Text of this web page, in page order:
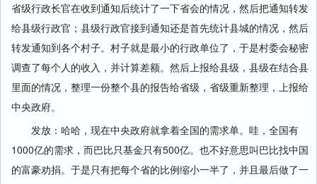
省级行政长官在收到通知后统计了一下省会的情况，然后把通知转发
给县级行政官；县级行政官接到通知还是首先统计县城的情况，然后
转发通知到各个村子。村子就是最小的行政单位了，于是村委会秘密
调查了每个人的收入，并计算差额。然后上报给县级，县级在结合县
里面的情况，整理一份整个县的报告给省级，省级重新整理，上报给
中央政府。
发放：哈哈，现在中央政府就拿着全国的需求单。哇，全国有
1000亿的需求，而巴比只基金只有500亿。也不好意思叫巴比找中国
的富豪劝捐。于是只有把每个省的比例缩小一半了，并且最后做了一